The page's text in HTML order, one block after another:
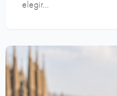
elegir...